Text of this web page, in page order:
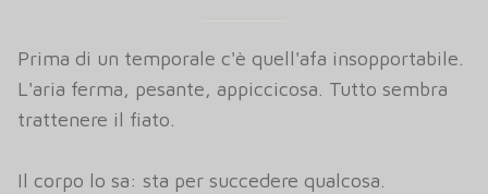
Prima di un temporale c'è quell'afa insopportabile.
L'aria ferma, pesante, appiccicosa. Tutto sembra
trattenere il fiato.
Il corpo lo sa: sta per succedere qualcosa.